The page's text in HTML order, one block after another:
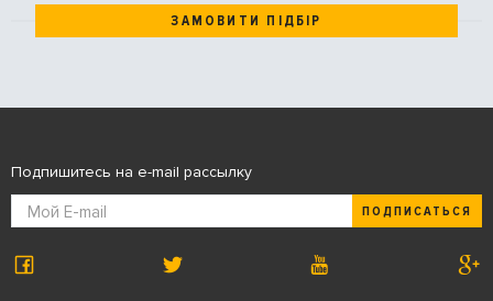
ЗАМОВИТИ ПІДБІР
Подпишитесь на e-mail рассылку
ПОДПИСАТЬСЯ